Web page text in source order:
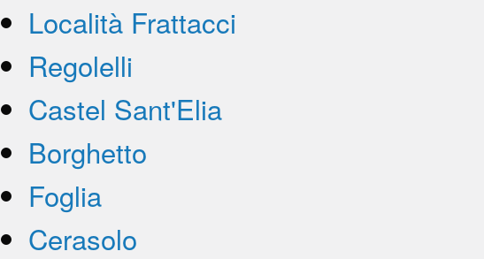
Località Frattacci
Regolelli
Castel Sant'Elia
Borghetto
Foglia
Cerasolo